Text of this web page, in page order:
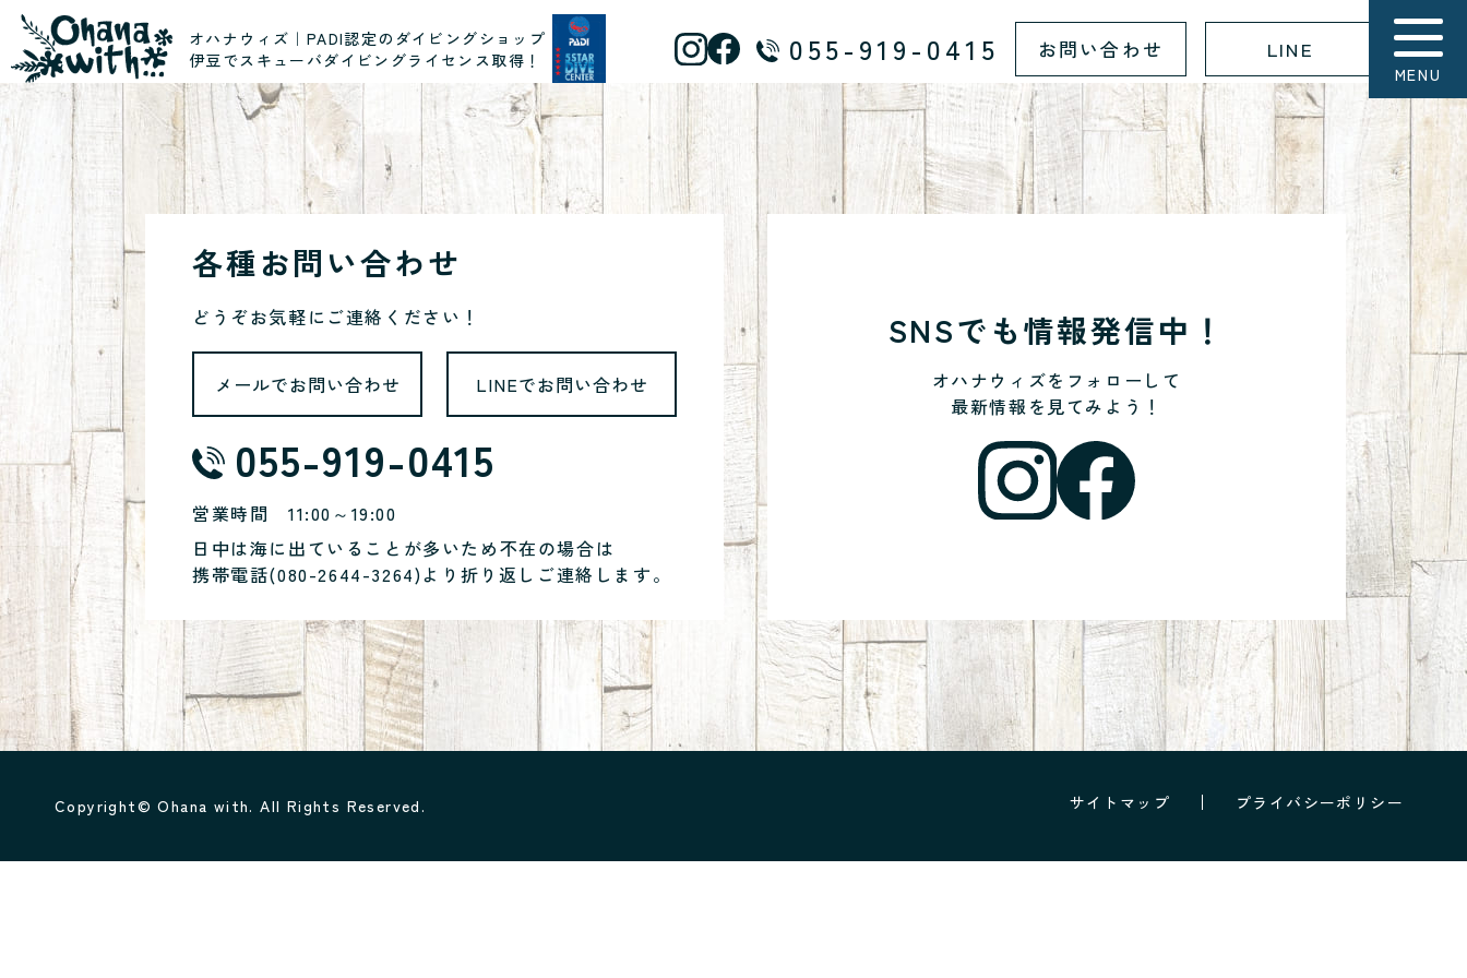
オハナウィズ｜PADI認定のダイビングショップ
伊豆でスキューバダイビングライセンス取得！
055-919-0415 お問い合わせ LINE
MENU
各種お問い合わせ
どうぞお気軽にご連絡ください！
メールでお問い合わせ LINEでお問い合わせ
055-919-0415
営業時間 11:00～19:00
日中は海に出ていることが多いため不在の場合は
携帯電話(080-2644-3264)より折り返しご連絡します。
SNSでも情報発信中！
オハナウィズをフォローして
最新情報を見てみよう！
サイトマップ プライバシーポリシー
Copyright© Ohana with. All Rights Reserved.